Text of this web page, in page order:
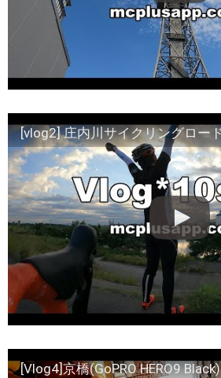
[Vlog4]京橋(GoPRO HERO9 Black)